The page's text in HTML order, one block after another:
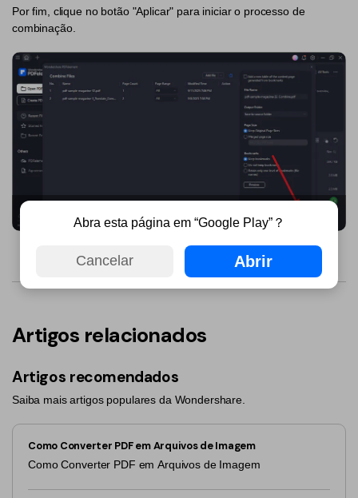
Reescrever PDF com IA
Explicar PDF com IA
Conversar com Documento
Gerador de imagens com IA
PDFelement para iOS
PDFelement para Android
Vídeos Tutoriais
Suporte
Especificações Técnicas
Novidades
Atualizar para o PDFelement 12
Por fim, clique no botão "Aplicar" para iniciar o processo de
combinação.
Artigos relacionados
Artigos recomendados
Saiba mais artigos populares da Wondershare.
Como Converter PDF em Arquivos de Imagem
Como Converter PDF em Arquivos de Imagem
Abra esta página em “Google Play”？
Cancelar Abrir